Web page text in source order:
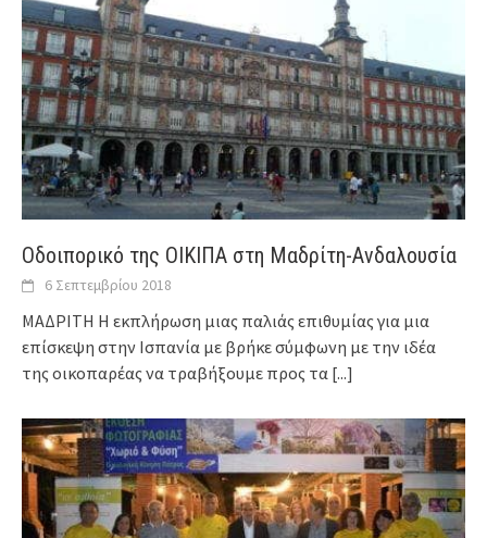
Οδοιπορικό της ΟΙΚΙΠΑ στη Μαδρίτη-Ανδαλουσία
6 Σεπτεμβρίου 2018
ΜΑΔΡΙΤΗ Η εκπλήρωση μιας παλιάς επιθυμίας για μια
επίσκεψη στην Ισπανία με βρήκε σύμφωνη με την ιδέα
της οικοπαρέας να τραβήξουμε προς τα [...]